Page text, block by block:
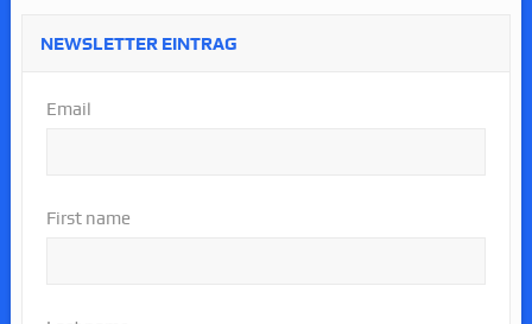
NEWSLETTER EINTRAG
Email
First name